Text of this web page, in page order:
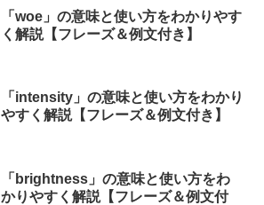
「woe」の意味と使い方をわかりやす
く解説【フレーズ＆例文付き】
「intensity」の意味と使い方をわかり
やすく解説【フレーズ＆例文付き】
「brightness」の意味と使い方をわ
かりやすく解説【フレーズ＆例文付